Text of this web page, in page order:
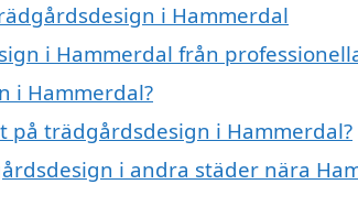
i Hammerdal
i Hammerdal från
i Hammerdal?
trädgårdsdesign i Hammerdal?
i andra städer nära